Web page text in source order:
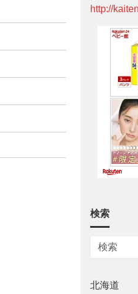
http://
検索
北海道